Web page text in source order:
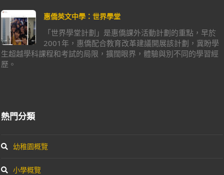
惠僑英文中學：世界學堂
「世界學堂計劃」是惠僑課外活動計劃的重點，早於
2001年，惠僑配合教育改革建議開展該計劃，冀盼學
生超越學科課程和考試的局限，擴闊眼界，體驗與別不同的學習經
歷。
熱門分類
幼稚園概覽
小學概覽